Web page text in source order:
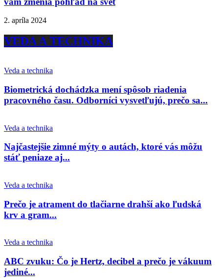
2. apríla 2024
VEDA A TECHNIKA
Veda a technika
Biometrická dochádzka mení spôsob riadenia
pracovného času. Odborníci vysvetľujú, prečo sa...
Veda a technika
Najčastejšie zimné mýty o autách, ktoré vás môžu
stáť peniaze aj...
Veda a technika
Prečo je atrament do tlačiarne drahší ako ľudská
krv a gram...
Veda a technika
ABC zvuku: Čo je Hertz, decibel a prečo je vákuum
jediné...